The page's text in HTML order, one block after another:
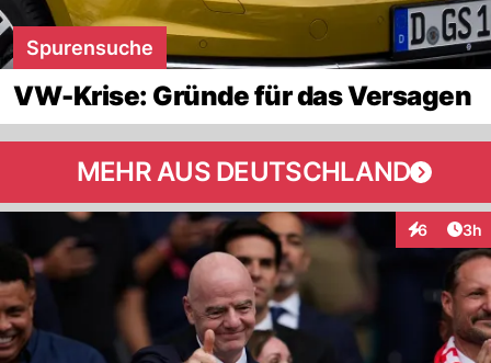
Spurensuche
VW-Krise: Gründe für das Versagen
MEHR AUS DEUTSCHLAND
6 3h